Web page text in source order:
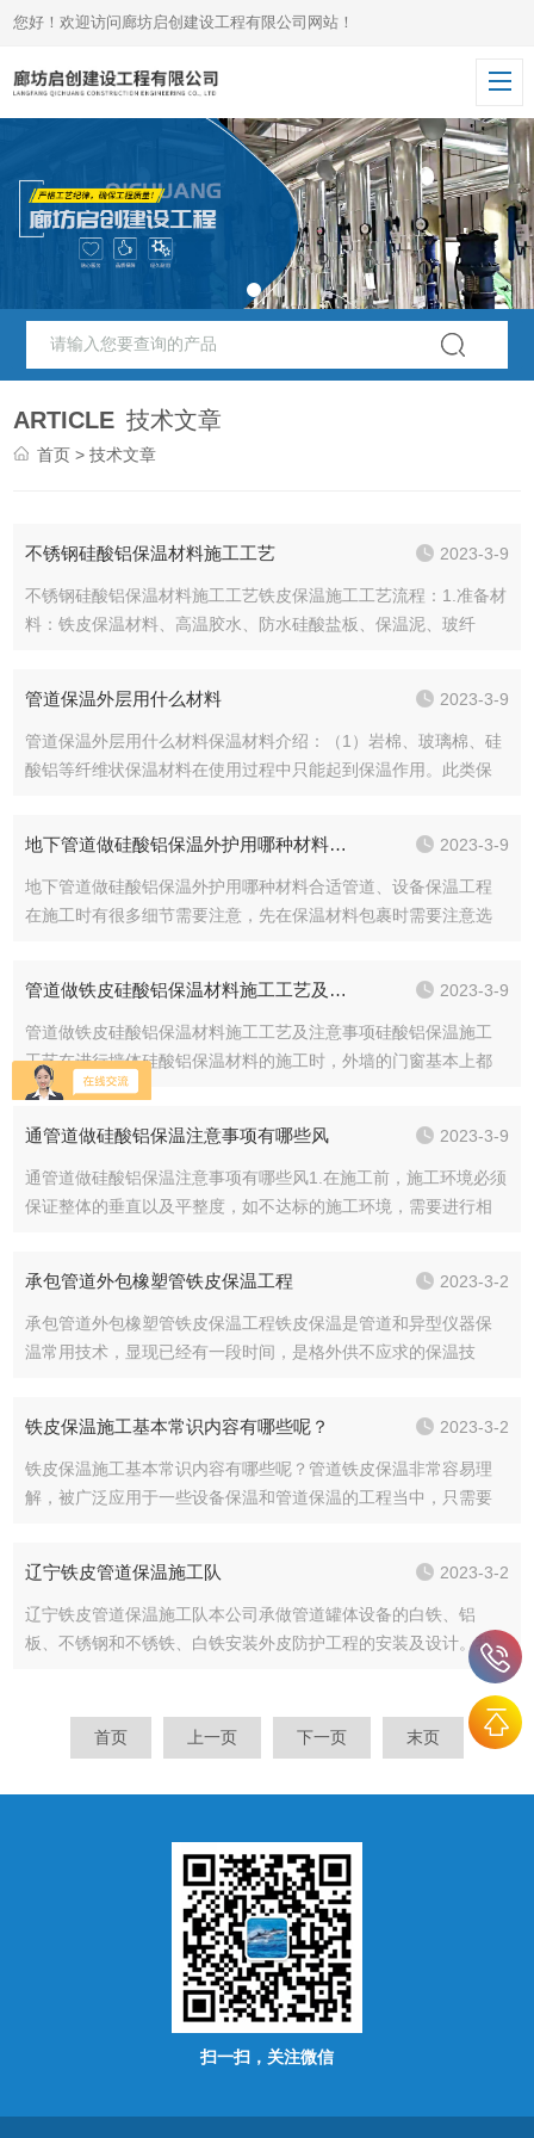
您好！欢迎访问廊坊启创建设工程有限公司网站！
ARTICLE 技术文章
首页 > 技术文章
不锈钢硅酸铝保温材料施工工艺 2023-3-9
不锈钢硅酸铝保温材料施工工艺铁皮保温施工工艺流程：1.准备材
料：铁皮保温材料、高温胶水、防水硅酸盐板、保温泥、玻纤
进行密封操作，...
管道保温外层用什么材料 2023-3-9
管道保温外层用什么材料保温材料介绍：（1）岩棉、玻璃棉、硅
酸铝等纤维状保温材料在使用过程中只能起到保温作用。此类保
高温1200...
地下管道做硅酸铝保温外护用哪种材料合适 2023-3-9
地下管道做硅酸铝保温外护用哪种材料合适管道、设备保温工程
在施工时有很多细节需要注意，先在保温材料包裹时需要注意选
料的厚度进行标明...
管道做铁皮硅酸铝保温材料施工工艺及注意事项 2023-3-9
管道做铁皮硅酸铝保温材料施工工艺及注意事项硅酸铝保温施工
工艺在进行墙体硅酸铝保温材料的施工时，外墙的门窗基本上都
已安装完毕，并且水、电路已经接通，在施工工之前，可以用专
处理，先在其表面...
通管道做硅酸铝保温注意事项有哪些风 2023-3-9
通管道做硅酸铝保温注意事项有哪些风1.在施工前，施工环境必须
保证整体的垂直以及平整度，如不达标的施工环境，需要进行相
保证施工...
承包管道外包橡塑管铁皮保温工程 2023-3-2
承包管道外包橡塑管铁皮保温工程铁皮保温是管道和异型仪器保
温常用技术，显现已经有一段时间，是格外供不应求的保温技
收，开展检查的保温...
铁皮保温施工基本常识内容有哪些呢？ 2023-3-2
铁皮保温施工基本常识内容有哪些呢？管道铁皮保温非常容易理
解，被广泛应用于一些设备保温和管道保温的工程当中，只需要
管道铁皮保温外护...
辽宁铁皮管道保温施工队 2023-3-2
辽宁铁皮管道保温施工队本公司承做管道罐体设备的白铁、铝
板、不锈钢和不锈铁、白铁安装外皮防护工程的安装及设计。我
公司可承接各种铁皮保温工程、管道保温工程、设备罐体保温工
程、高温炉体保温。保温材料为硅酸盐海泡石复合保温材料、岩
棉、玻璃棉、硅酸铝...
首页 上一页 下一页 末页
扫一扫，关注微信